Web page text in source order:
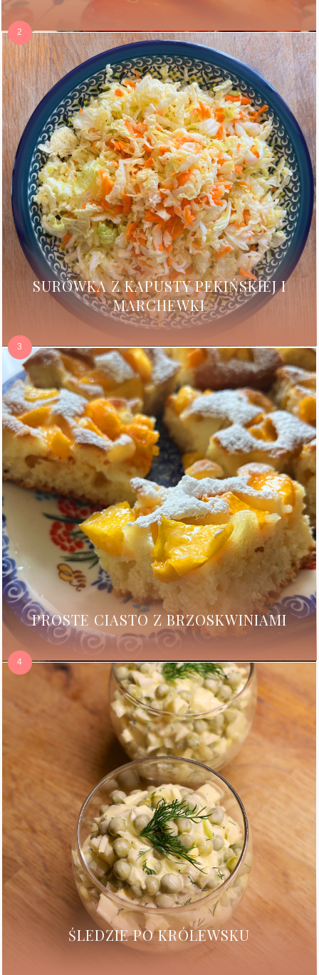
SURÓWKA Z KAPUSTY PEKIŃSKIEJ I
MARCHEWKI
PROSTE CIASTO Z BRZOSKWINIAMI
ŚLEDZIE PO KRÓLEWSKU